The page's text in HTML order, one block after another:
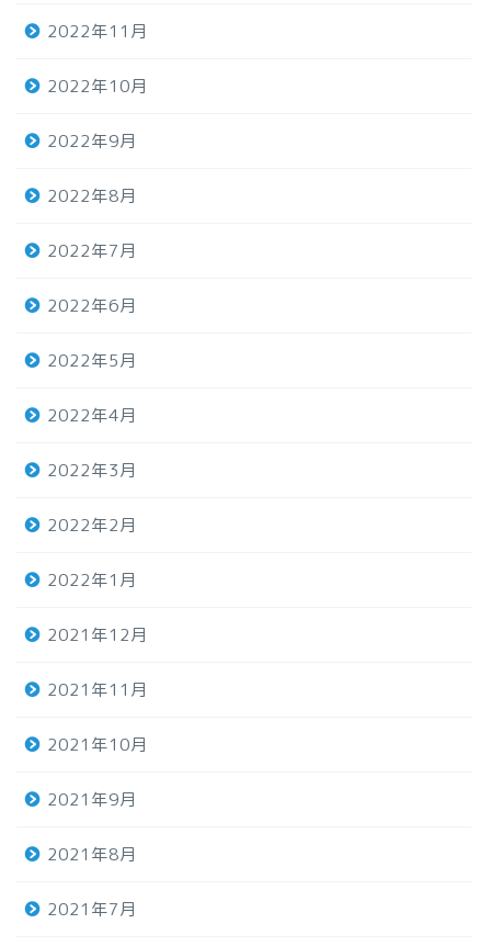
2022年11月
2022年10月
2022年9月
2022年8月
2022年7月
2022年6月
2022年5月
2022年4月
2022年3月
2022年2月
2022年1月
2021年12月
2021年11月
2021年10月
2021年9月
2021年8月
2021年7月